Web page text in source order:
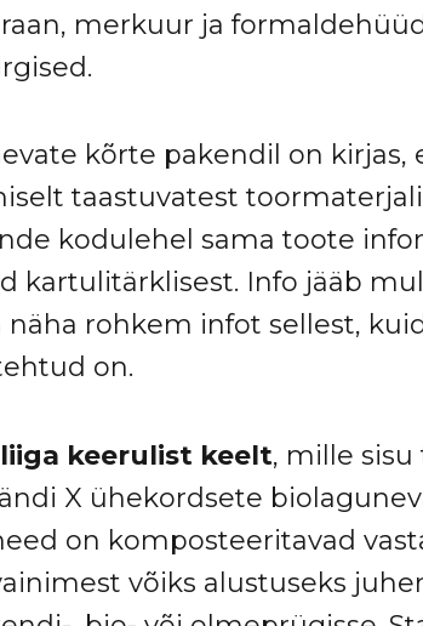
merkuur ja
kõrte pakendil on kirjas,
taastuvatest
kodulehel sama toote
kartulitärklisest. Info jääb
näha rohkem infot sellest,
on.
keerulist keelt, mille
X ühekordsete
on komposteeritavad
võiks alustuseks